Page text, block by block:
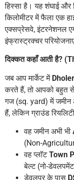
हिस्सा है। यह शंघाई और
किलोमीटर में फैला एक
एक्सप्रेसवे, इंटरनेशनल
इंफ्रास्ट्रक्चर
दिक्कत कहाँ आती है?
जब आप मार्केट में
करते हैं, तो आपको बहुत से
गज (sq. yard) में जमीन
हैं, लेकिन ग्राउंड
वह जमीन अभी भी
(Non-
वह प्लॉटTown
बेल्ट (नो-
डेवलपर के पास